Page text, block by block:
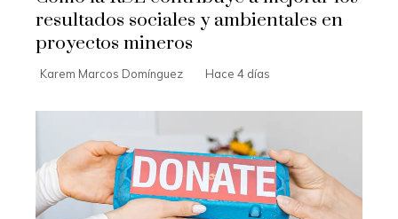
resultados sociales y ambientales en
proyectos mineros
Karem Marcos Domínguez Hace 4 días